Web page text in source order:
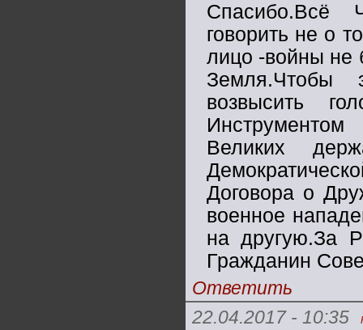
Спасибо.Всё
говорить не о
лицо -войны не
Земля.Чтобы
возвысить
Великих
Договора о
военное
на другую.За
Гражданин
Ответить
22.04.2017 - 10:35